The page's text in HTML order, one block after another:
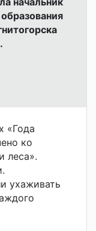
«Года
ко
леса».
ухаживать